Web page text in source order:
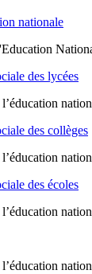
nationale
des lycées
des collèges
des écoles